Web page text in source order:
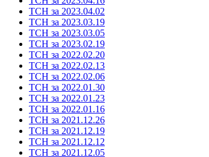
ТСН за 2023.04.02
ТСН за 2023.03.19
ТСН за 2023.03.05
ТСН за 2023.02.19
ТСН за 2022.02.20
ТСН за 2022.02.13
ТСН за 2022.02.06
ТСН за 2022.01.30
ТСН за 2022.01.23
ТСН за 2022.01.16
ТСН за 2021.12.26
ТСН за 2021.12.19
ТСН за 2021.12.12
ТСН за 2021.12.05